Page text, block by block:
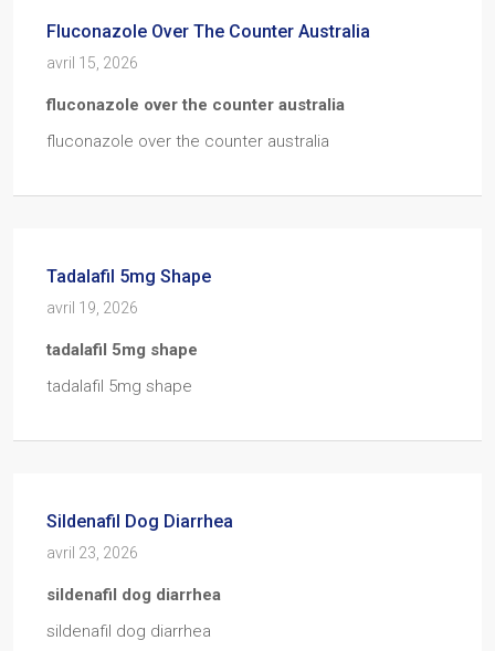
Fluconazole Over The Counter Australia
avril 15, 2026
fluconazole over the counter australia
fluconazole over the counter australia
Tadalafil 5mg Shape
avril 19, 2026
tadalafil 5mg shape
tadalafil 5mg shape
Sildenafil Dog Diarrhea
avril 23, 2026
sildenafil dog diarrhea
sildenafil dog diarrhea